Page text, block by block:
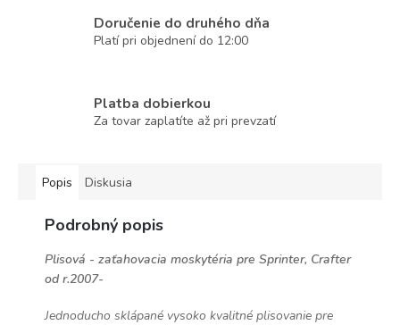
Doručenie do druhého dňa
Platí pri objednení do 12:00
Platba dobierkou
Za tovar zaplatíte až pri prevzatí
Popis Diskusia
Podrobný popis
Plisová - zaťahovacia moskytéria pre Sprinter, Crafter
od r.2007-
Jednoducho sklápané vysoko kvalitné plisovanie pre